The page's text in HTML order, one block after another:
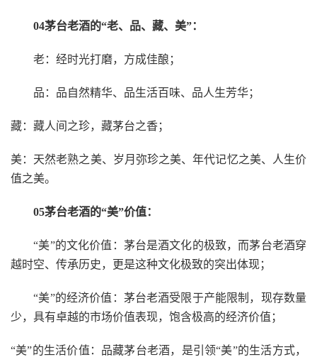
04茅台老酒的“老、品、藏、美”：
老：经时光打磨，方成佳酿；
品：品自然精华、品生活百味、品人生芳华；
藏：藏人间之珍，藏茅台之香；
美：天然老熟之美、岁月弥珍之美、年代记忆之美、人生价
值之美。
05茅台老酒的“美”价值：
“美”的文化价值：茅台是酒文化的极致，而茅台老酒穿
越时空、传承历史，更是这种文化极致的突出体现；
“美”的经济价值：茅台老酒受限于产能限制，现存数量
少，具有卓越的市场价值表现，饱含极高的经济价值；
“美”的生活价值：品藏茅台老酒，是引领“美”的生活方式，